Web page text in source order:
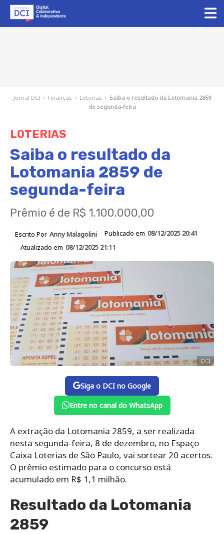
Jornal DCI › Finanças › Loterias › Saiba o resultado da Lotomania 2859
de segunda-feira
LOTERIAS
Saiba o resultado da
Lotomania 2859 de
segunda-feira
Prêmio é de R$ 1.100.000,00
Escrito Por Anny Malagolini Publicado em 08/12/2025 20:41
Atualizado em 08/12/2025 21:11
DCI
Siga o DCI no Google
Entre no canal do WhatsApp
A extração da Lotomania 2859, a ser realizada
nesta segunda-feira, 8 de dezembro, no Espaço
Caixa Loterias de São Paulo, vai sortear 20 acertos.
O prêmio estimado para o concurso está
acumulado em R$ 1,1 milhão.
Resultado da Lotomania
2859